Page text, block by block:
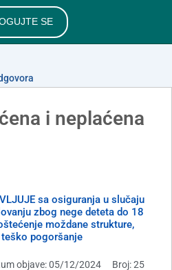
SE
i neplaćena
sa osiguranja u slučaju
zbog nege deteta do 18
moždane strukture,
pogoršanje
objave: 05/12/2024
Broj: 25